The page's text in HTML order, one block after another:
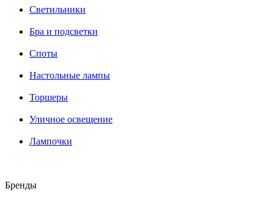
Светильники
Бра и подсветки
Споты
Настольные лампы
Торшеры
Уличное освещение
Лампочки
Бренды